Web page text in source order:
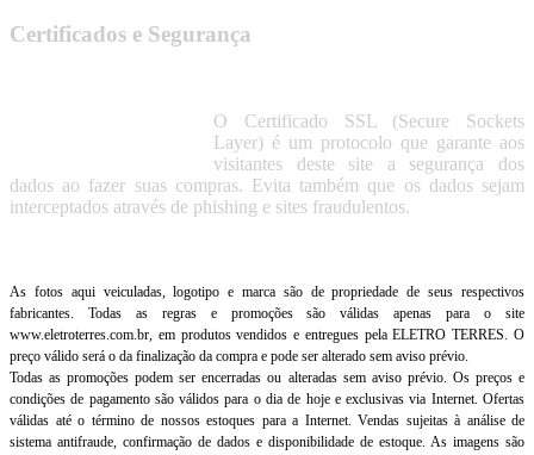
Certificados e Segurança
O Certificado SSL (Secure Sockets
Layer) é um protocolo que garante aos
visitantes deste site a segurança dos
dados ao fazer suas compras. Evita também que os dados sejam
interceptados através de phishing e sites fraudulentos.
As fotos aqui veiculadas, logotipo e marca são de propriedade de seus respectivos
fabricantes. Todas as regras e promoções são válidas apenas para o site
www.eletroterres.com.br, em produtos vendidos e entregues pela ELETRO TERRES. O
preço válido será o da finalização da compra e pode ser alterado sem aviso prévio.
Todas as promoções podem ser encerradas ou alteradas sem aviso prévio. Os preços e
condições de pagamento são válidos para o dia de hoje e exclusivas via Internet. Ofertas
válidas até o término de nossos estoques para a Internet. Vendas sujeitas à análise de
sistema antifraude, confirmação de dados e disponibilidade de estoque. As imagens são